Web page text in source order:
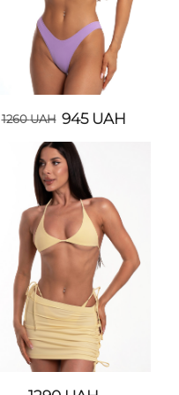
1260UAH 945 UAH